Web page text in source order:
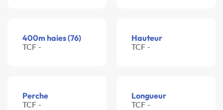
400m haies (76)
TCF -
Hauteur
TCF -
Perche
TCF -
Longueur
TCF -